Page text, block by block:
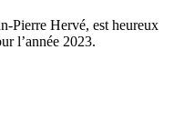
Pierre Hervé, est heureux
l’année 2023.